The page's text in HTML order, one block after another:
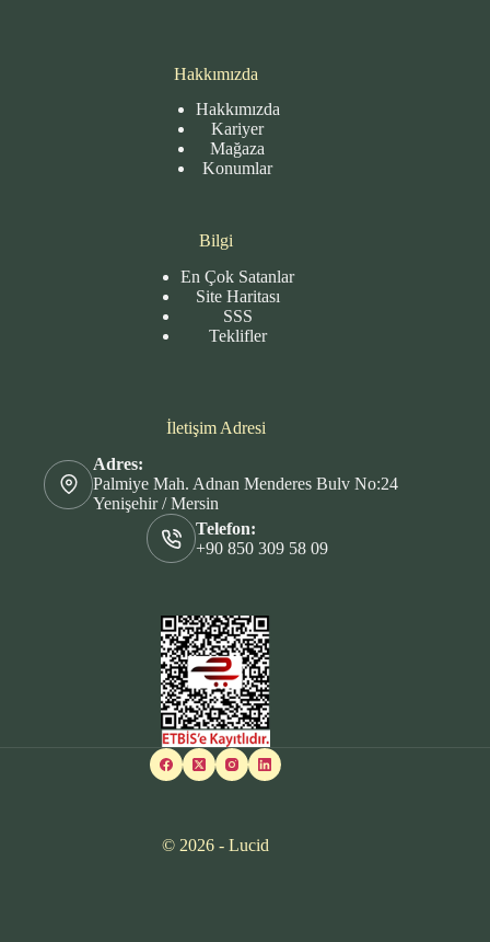
Hakkımızda
Hakkımızda
Kariyer
Mağaza
Konumlar
Bilgi
En Çok Satanlar
Site Haritası
SSS
Teklifler
İletişim Adresi
Adres:
Palmiye Mah. Adnan Menderes Bulv No:24
Yenişehir / Mersin
Telefon:
+90 850 309 58 09
© 2026 - Lucid